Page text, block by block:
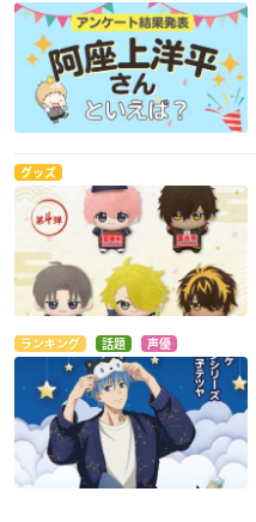
グッズ
ランキング 話題 声優